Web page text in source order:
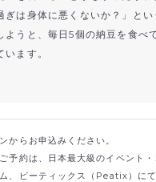
ぎは身体に悪くないか？」とい
ようと、毎日5個の納豆を食べ
ます。
からお申込みください。
予約は、日本最大級のイベント・
、ピーティックス（Peatix）に